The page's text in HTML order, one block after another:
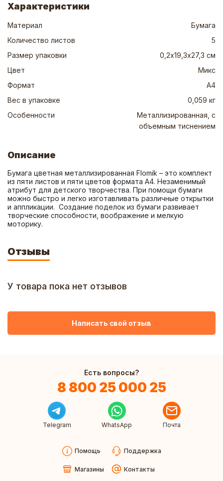
Характеристики
Материал
Бумага
Количество листов
5
Размер упаковки
0,2х19,3х27,3 см
Цвет
Микс
Формат
А4
Вес в упаковке
0,059 кг
Особенности
Металлизированная, с
объемным тиснением
Описание
Бумага цветная металлизированная Flomik – это комплект
из пяти листов и пяти цветов формата А4. Незаменимый
атрибут для детского творчества. При помощи бумаги
можно быстро и легко изготавливать различные открытки
и аппликации.  Создание поделок из бумаги развивает
творческие способности, воображение и мелкую
моторику.
Отзывы
У товара пока нет отзывов
Написать свой отзыв
Есть вопросы?
8 800 25 000 25
Telegram WhatsApp Почта
Помощь Поддержка
Магазины Контакты